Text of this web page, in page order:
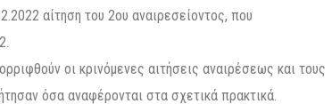
αίτηση του 2ου αναιρεσείοντος, που
οι κρινόμενες αιτήσεις αναιρέσεως και τους
όσα αναφέρονται στα σχετικά πρακτικά.